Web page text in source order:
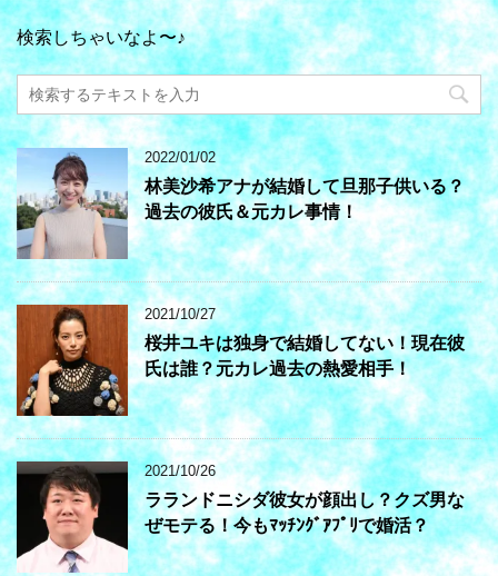
検索しちゃいなよ〜♪
2022/01/02
林美沙希アナが結婚して旦那子供いる？
過去の彼氏＆元カレ事情！
2021/10/27
桜井ユキは独身で結婚してない！現在彼
氏は誰？元カレ過去の熱愛相手！
2021/10/26
ラランドニシダ彼女が顔出し？クズ男な
ぜモテる！今もﾏｯﾁﾝｸﾞｱﾌﾟﾘで婚活？